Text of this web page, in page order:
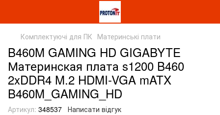
Комплектуючі для ПК Материнські плати
B460M GAMING HD GIGABYTE
Материнcкая плата s1200 B460
2xDDR4 M.2 HDMI-VGA mATX
B460M_GAMING_HD
Артикул: 348537 Написати відгук